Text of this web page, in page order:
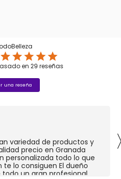
starstarstarstarstar
en 29 reseñas
una reseña
variedad de productos y
precio en Granada
personalizada todo lo que
lo consiguen El dueño
un gran profesional